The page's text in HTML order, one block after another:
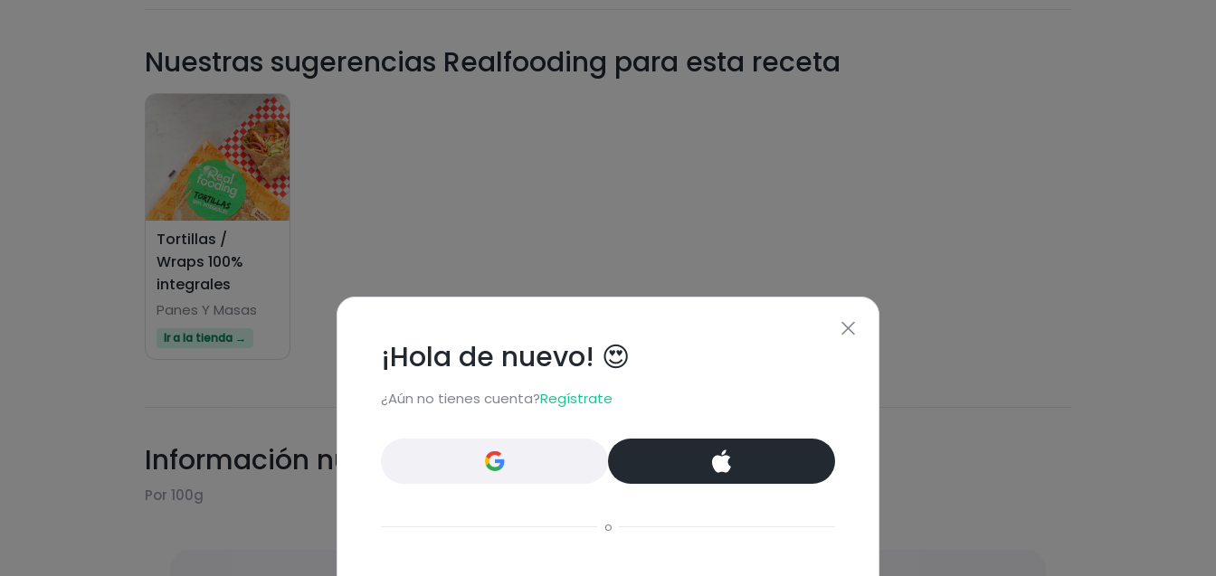
Nuestras sugerencias Realfooding para esta receta
Tortillas /
Wraps 100%
integrales
Panes Y Masas
Ir a la tienda →
Información nutricional
Por 100g
¡Hola de nuevo! 😍
¿Aún no tienes cuenta?Regístrate
o